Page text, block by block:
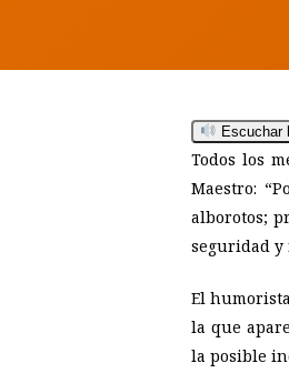
Hit enter to search or
Escuchar
Todos los
Maestro: “
alborotos;
seguridad y
El
la que
la posible